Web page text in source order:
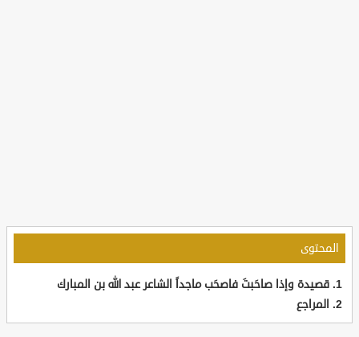
المحتوى
قصيدة وإذا صاحَبتَ فاصحَب ماجداً الشاعر عبد الله بن المبارك
المراجع